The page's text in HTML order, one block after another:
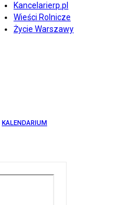
Kancelarierp.pl
Wieści Rolnicze
Życie Warszawy
KALENDARIUM